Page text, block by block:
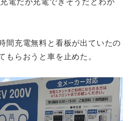
間充電無料と看板が出ていたの
もらおうと車を止めた。